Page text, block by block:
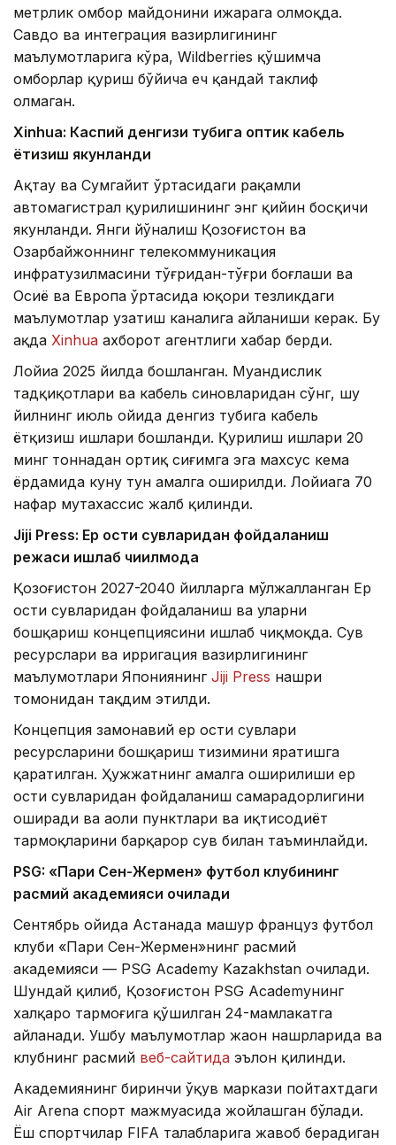
метрлик омбор майдонини ижарага олмоқда.
Савдо ва интеграция вазирлигининг
маълумотларига кўра, Wildberries қўшимча
омборлар қуриш бўйича ҳеч қандай таклиф
олмаган.
Xinhuа: Каспий денгизи тубига оптик кабель
ётқизиш якунланди
Ақтау ва Сумгайит ўртасидаги рақамли
автомагистрал қурилишининг энг қийин босқичи
якунланди. Янги йўналиш Қозоғистон ва
Озарбайжоннинг телекоммуникация
инфратузилмасини тўғридан-тўғри боғлаши ва
Осиё ва Европа ўртасида юқори тезликдаги
маълумотлар узатиш каналига айланиши керак. Бу
ҳақда Xinhua ахборот агентлиги хабар берди.
Лойиҳа 2025 йилда бошланган. Муҳандислик
тадқиқотлари ва кабель синовларидан сўнг, шу
йилнинг июль ойида денгиз тубига кабель
ётқизиш ишлари бошланди. Қурилиш ишлари 20
минг тоннадан ортиқ сиғимга эга махсус кема
ёрдамида куну тун амалга оширилди. Лойиҳага 70
нафар мутахассис жалб қилинди.
Jiji Press: Ер ости сувларидан фойдаланиш
режаси ишлаб чиқилмоқда
Қозоғистон 2027-2040 йилларга мўлжалланган Ер
ости сувларидан фойдаланиш ва уларни
бошқариш концепциясини ишлаб чиқмоқда. Сув
ресурслари ва ирригация вазирлигининг
маълумотлари Япониянинг Jiji Press нашри
томонидан тақдим этилди.
Концепция замонавий ер ости сувлари
ресурсларини бошқариш тизимини яратишга
қаратилган. Ҳужжатнинг амалга оширилиши ер
ости сувларидан фойдаланиш самарадорлигини
оширади ва аҳоли пунктлари ва иқтисодиёт
тармоқларини барқарор сув билан таъминлайди.
PSG: «Пари Сен-Жермен» футбол клубининг
расмий академияси очилади
Сентябрь ойида Астанада машҳур француз футбол
клуби «Пари Сен-Жермен»нинг расмий
академияси — PSG Academy Kazakhstan очилади.
Шундай қилиб, Қозоғистон PSG Academyнинг
халқаро тармоғига қўшилган 24-мамлакатга
айланади. Ушбу маълумотлар жаҳон нашрларида ва
клубнинг расмий веб-сайтида эълон қилинди.
Академиянинг биринчи ўқув маркази пойтахтдаги
Air Arena спорт мажмуасида жойлашган бўлади.
Ёш спортчилар FIFA талабларига жавоб берадиган